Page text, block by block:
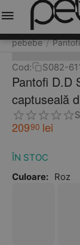
pebebe / Pantofi
Cod: S082-
Pantofi D.D
captuseală
20990 lei
ÎN STOC
Culoare: Roz
Meniu